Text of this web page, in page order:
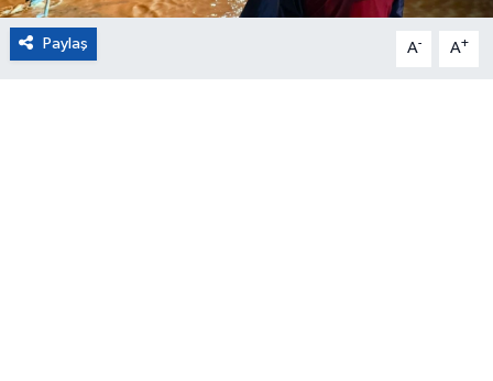
Paylaş A- A+
Çevre